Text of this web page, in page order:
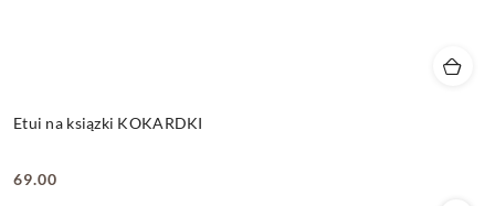
Etui na ksiązki KOKARDKI
Cena:
69.00